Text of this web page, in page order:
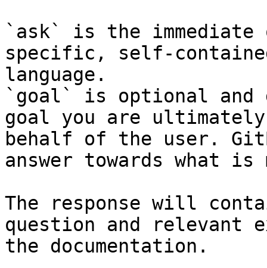
`ask` is the
specific, self-
language.
`goal` is optional and
goal you are
behalf of the user.
answer towards what
The response will
question and relevant
the documentation.